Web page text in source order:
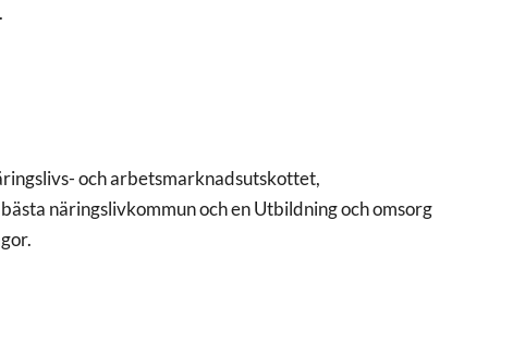
och arbetsmarknadsutskottet,
näringslivkommun och en Utbildning och omsorg